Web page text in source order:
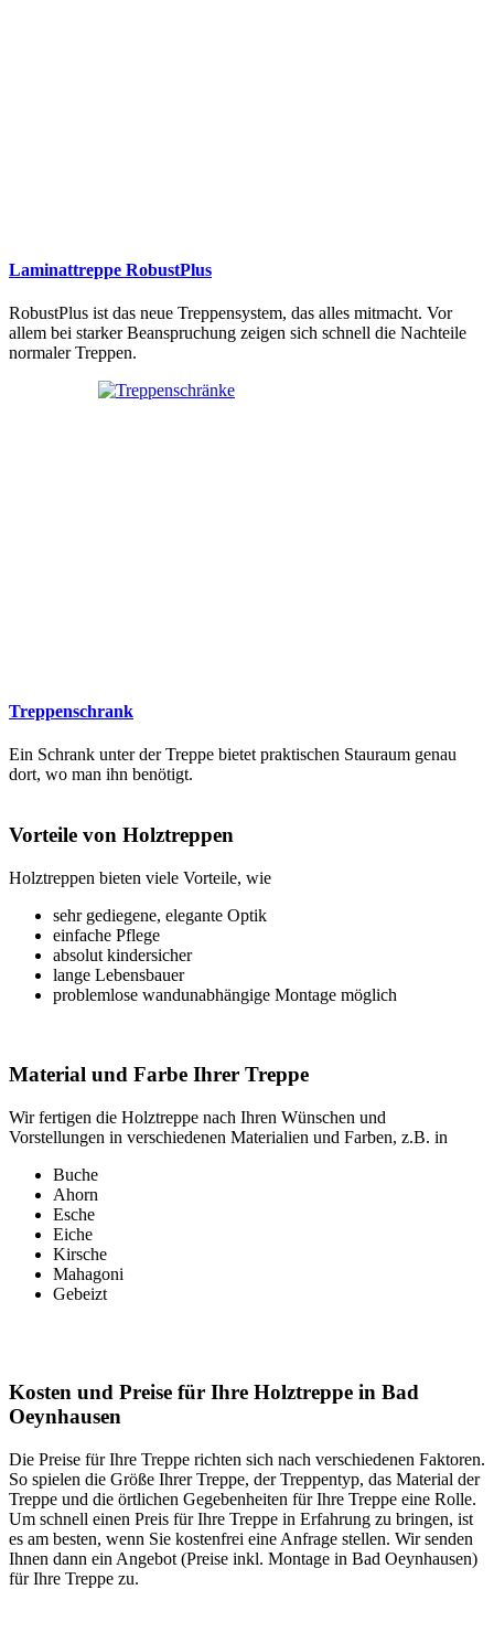
Laminattreppe RobustPlus
RobustPlus ist das neue Treppensystem, das alles mitmacht. Vor
allem bei starker Beanspruchung zeigen sich schnell die Nachteile
normaler Treppen.
Treppenschrank
Ein Schrank unter der Treppe bietet praktischen Stauraum genau
dort, wo man ihn benötigt.
Vorteile von Holztreppen
Holztreppen bieten viele Vorteile, wie
sehr gediegene, elegante Optik
einfache Pflege
absolut kindersicher
lange Lebensbauer
problemlose wandunabhängige Montage möglich
Material und Farbe Ihrer Treppe
Wir fertigen die Holztreppe nach Ihren Wünschen und
Vorstellungen in verschiedenen Materialien und Farben, z.B. in
Buche
Ahorn
Esche
Eiche
Kirsche
Mahagoni
Gebeizt
Kosten und Preise für Ihre Holztreppe in Bad
Oeynhausen
Die Preise für Ihre Treppe richten sich nach verschiedenen Faktoren.
So spielen die Größe Ihrer Treppe, der Treppentyp, das Material der
Treppe und die örtlichen Gegebenheiten für Ihre Treppe eine Rolle.
Um schnell einen Preis für Ihre Treppe in Erfahrung zu bringen, ist
es am besten, wenn Sie kostenfrei eine Anfrage stellen. Wir senden
Ihnen dann ein Angebot (Preise inkl. Montage in Bad Oeynhausen)
für Ihre Treppe zu.